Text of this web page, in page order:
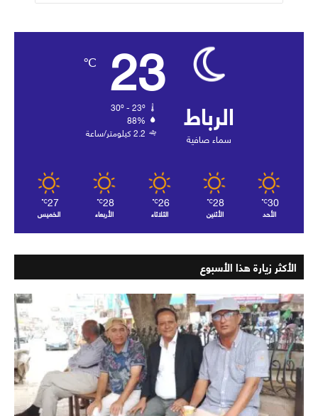
الرباط
سماء صافية
23
℃
30º - 23º
88%
2.2 كيلومتر/ساعة
30
℃
الأحد
28
℃
الأثنين
26
℃
الثلاثاء
28
℃
الأربعاء
27
℃
الخميس
الأكثر زيارة هذا الأسبوع